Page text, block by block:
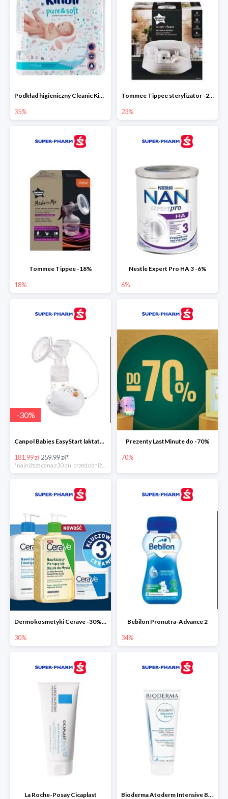
Podkład higieniczny Cleanic Kindii Pure & Soft -35%
35%
Tommee Tippee sterylizator -23%
23%
Tommee Tippee -18%
18%
Nestle Expert Pro HA 3 -6%
6%
-30%
Canpol Babies EasyStart laktator elektryczny
181.99 zł259.99 zł*
*najniższa cena z 30 dni przed obniżką
Prezenty LastMinute do -70%
70%
Dermokosmetyki Cerave -30% cała seria
30%
Bebilon Pronutra-Advance 2
34%
La Roche-Posay Cicaplast Bioderma Atoderm Intensive Baume